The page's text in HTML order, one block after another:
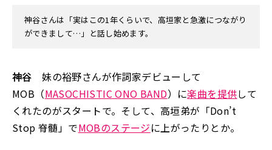
神谷さんは「実はこの1年くらいで、高垣家と急激につながり
ができまして…」と話し始めます。
神谷 妹の裕野さんが作詞家デビューして
MOB（MASOCHISTIC ONO BAND）に楽曲を提供して
くれたのがスタートで。そして、高垣弟が「Don’t
Stop 脊髄」でMOBのステージに上がったりとか。